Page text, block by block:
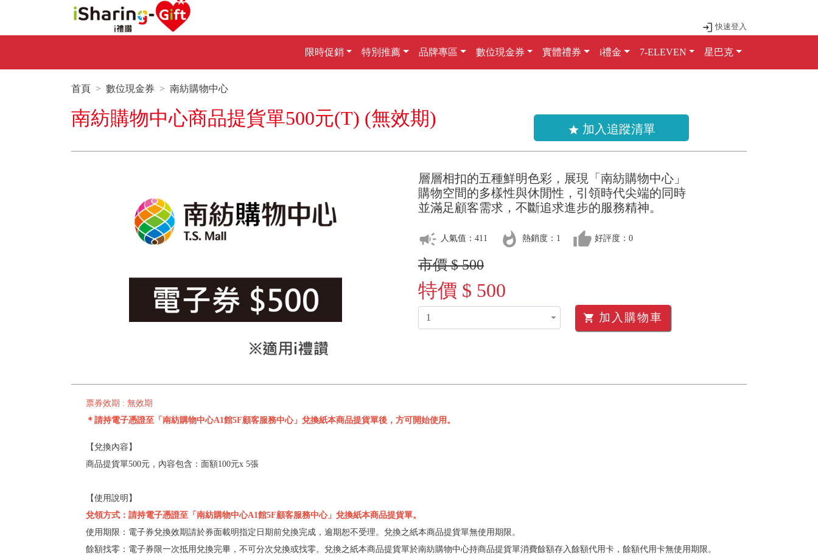
快速登入
限時促銷 特別推薦 品牌專區 數位現金券 實體禮券 i禮金 7-ELEVEN 星巴克
首頁 數位現金券 南紡購物中心
南紡購物中心商品提貨單500元(T) (無效期)
star 加入追蹤清單
層層相扣的五種鮮明色彩，展現「南紡購物中心」
購物空間的多樣性與休閒性，引領時代尖端的同時
並滿足顧客需求，不斷追求進步的服務精神。
campaign 人氣值：411 whatshot 熱銷度：1 thumb_up 好評度：0
市價 $ 500
特價 $ 500
shopping_cart 加入購物車
票券效期 : 無效期
＊請持電子憑證至「南紡購物中心A1館5F顧客服務中心」兌換紙本商品提貨單後，方可開始使用。
【兌換內容】
商品提貨單500元，內容包含：面額100元x 5張
【使用說明】
兌領方式：請持電子憑證至「南紡購物中心A1館5F顧客服務中心」兌換紙本商品提貨單。
使用期限：電子券兌換效期請於券面載明指定日期前兌換完成，逾期恕不受理。兌換之紙本商品提貨單無使用期限。
餘額找零：電子券限一次抵用兌換完畢，不可分次兌換或找零。兌換之紙本商品提貨單於南紡購物中心持商品提貨單消費餘額存入餘額代用卡，餘額代用卡無使用期限。